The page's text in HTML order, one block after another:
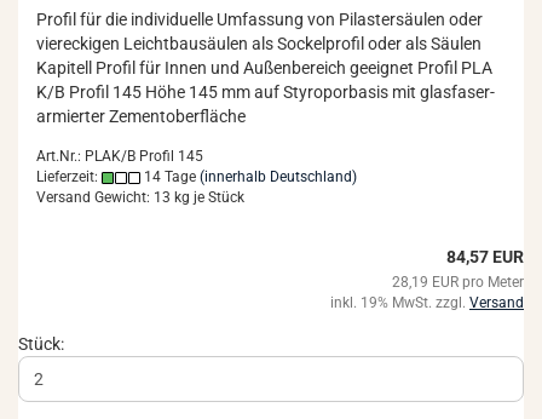
Pro­fil für die in­di­vi­du­el­le Um­fas­sung von Pi­las­ter­säu­len oder
vier­ecki­gen Leicht­bau­säu­len als So­ckel­pro­fil oder als Säu­len
Ka­pi­tell Pro­fil für Innen und Au­ßen­be­reich ge­eig­net Pro­fil PLA
K/B Pro­fil 145 Höhe 145 mm auf Sty­ro­por­ba­sis mit glas­fa­ser­
ar­mier­ter Ze­ment­ober­flä­che
Art.Nr.: PLAK/B Profil 145
Lieferzeit:
14 Tage (innerhalb Deutschland)
Versand Gewicht: 13 kg je Stück
84,57 EUR
28,19 EUR pro Meter
inkl. 19% MwSt. zzgl. Versand
Stück: